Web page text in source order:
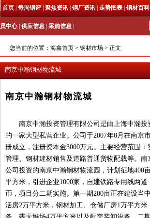
| 首页 每周钢评 聚焦资讯 钢厂资讯 走势图表 钢材百科|
员中心| 供应信息 采购信息
您当前的位置： 海鑫首页 > 钢材市场 > 正文
南京中瀚钢材物流城
南京中瀚钢材物流城
南京中瀚投资管理有限公司是由上海中瀚投
的一家大型私营企业。公司于2007年8月在南京
册成立，注册资本金3000万元。主要经营范围
管理、钢材建材销售及道路普通货物配载等。南
公司投资的南京中瀚钢材物流园，计划征地400
平方米，引进企业1000家，自建铁路专用线两道
币，项目分二期实施。第一期200亩正在建设当
活房2万平方米，钢材加工、仓储厂房1万平方米